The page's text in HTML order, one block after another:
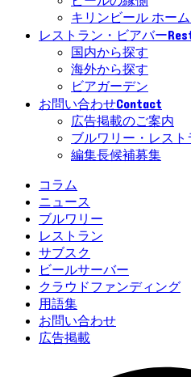
キリンビール ホー
レストラン・ビアバー
国内から探す
海外から探す
ビアガーデン
お問い合わせContact
広告掲載のご案内
ブルワリー・レス
編集長候補募集
コラム
ニュース
ブルワリー
レストラン
サブスク
ビールサーバー
クラウドファンディング
用語集
お問い合わせ
広告掲載